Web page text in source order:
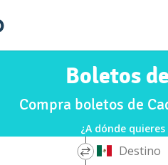
Boletos
Compra boletos de
¿A dónde quieres
*
Destino